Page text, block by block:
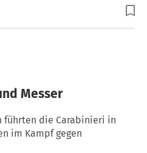
Messer
führten die Carabinieri in
im Kampf gegen